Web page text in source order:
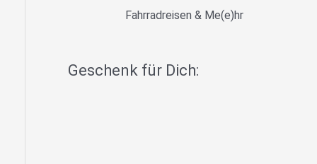
Fahrradreisen & Me(e)hr
Geschenk für Dich: